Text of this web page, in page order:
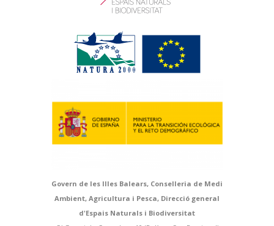
Govern de les Illes Balears, Conselleria de Medi
Ambient, Agricultura i Pesca, Direcció general
d'Espais Naturals i Biodiversitat